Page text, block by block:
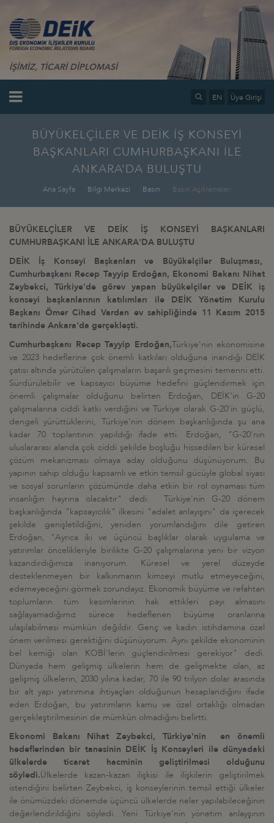
İŞİMİZ, TİCARİ DİPLOMASİ
EN Üye Girişi
BÜYÜKELÇİLER VE DEİK İŞ KONSEYİ
BAŞKANLARI CUMHURBAŞKANI İLE
ANKARA’DA BULUŞTU
Ana Sayfa Bilgi Merkezi Basın Basın Açıklamaları
BÜYÜKELÇİLER VE DEİK İŞ KONSEYİ BAŞKANLARI
CUMHURBAŞKANI İLE ANKARA'DA BULUŞTU
DEİK İş Konseyi Başkanları ve Büyükelçiler Buluşması,
Cumhurbaşkanı Recep Tayyip Erdoğan, Ekonomi Bakanı Nihat
Zeybekci, Türkiye'de görev yapan büyükelçiler ve DEİK iş
konseyi başkanlarının katılımları ile DEİK Yönetim Kurulu
Başkanı Ömer Cihad Vardan ev sahipliğinde 11 Kasım 2015
tarihinde Ankara'da gerçekleşti.
Cumhurbaşkanı Recep Tayyip Erdoğan,Türkiye'nin ekonomisine
ve 2023 hedeflerine çok önemli katkıları olduğuna inandığı DEİK
çatısı altında yürütülen çalışmaların başarılı geçmesini temenni etti.
Sürdürülebilir ve kapsayıcı büyüme hedefini güçlendirmek için
önemli çalışmalar olduğunu belirten Erdoğan, DEİK'in G-20
çalışmalarına ciddi katkı verdiğini ve Türkiye olarak G-20'in güçlü,
dengeli yürüttüklerini, Türkiye'nin dönem başkanlığında şu ana
kadar 70 toplantının yapıldığı ifade etti. Erdoğan, "G-20'nin
uluslararası alanda çok ciddi şekilde boşluğu hissedilen bir küresel
çözüm mekanizması olmaya aday olduğunu düşünüyorum. Bu
yapının sahip olduğu kapsamlı ve etkin temsil gücüyle global siyasi
ve sosyal sorunların çözümünde daha etkin bir rol oynaması tüm
insanlığın hayrına olacaktır" dedi. Türkiye'nin G-20 dönem
başkanlığında "kapsayıcılık" ilkesini "adalet anlayışını" da içerecek
şekilde genişletildiğini, yeniden yorumlandığını dile getiren
Erdoğan, "Ayrıca iki ve üçüncü başlıklar olarak uygulama ve
yatırımlar öncelikleriyle birilikte G-20 çalışmalarına yeni bir vizyon
kazandırdığımıza inanıyorum. Küresel ve yerel düzeyde
desteklenmeyen bir kalkınmanın kimseyi mutlu etmeyeceğini,
edemeyeceğini görmek zorundayız. Ekonomik büyüme ve refahtan
toplumların tüm kesimlerinin hak ettikleri payı almasını
sağlayamadığımız sürece hedeflenen büyüme oranlarına
ulaşılabilmesi mümkün değildir. Genç ve kadın istihdamına özel
önem verilmesi gerektiğini düşünüyorum. Aynı şekilde ekonominin
bel kemiği olan KOBİ'lerin güçlendirilmesi gerekiyor" dedi.
Dünyada hem gelişmiş ülkelerin hem de gelişmekte olan, az
gelişmiş ülkelerin, 2030 yılına kadar, 70 ile 90 trilyon dolar arasında
bir alt yapı yatırımına ihtiyaçları olduğunun hesaplandığını ifade
eden Erdoğan, bu yatırımların kamu ve özel ortaklığı olmadan
gerçekleştirilmesinin de mümkün olmadığını belirtti.
Ekonomi Bakanı Nihat Zeybekci, Türkiye'nin en önemli
hedeflerinden bir tanesinin DEİK İş Konseyleri ile dünyadaki
ülkelerde ticaret hacminin geliştirilmesi olduğunu
söyledi.Ülkelerde kazan-kazan ilişkisi ile ilişkilerin geliştirilmek
istendiğini belirten Zeybekci, iş konseylerinin temsil ettiği ülkeler
ile önümüzdeki dönemde üçüncü ülkelerde neler yapılabileceğinin
değerlendirildiğini söyledi. Yeni Türkiye'nin yönetim anlayşının